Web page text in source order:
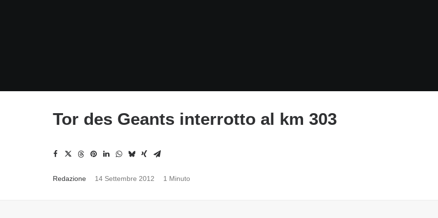
Tor des Geants interrotto al km 303
Redazione 14 Settembre 2012 1 Minuto